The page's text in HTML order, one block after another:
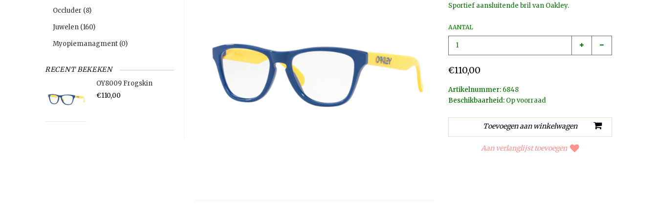
Occluder (8)
Juwelen (160)
Myopiemanagment (0)
RECENT BEKEKEN
OY8009 Frogskin
€110,00
Sportief aansluitende bril van Oakley.
AANTAL
€110,00
Artikelnummer: 6848
Beschikbaarheid: Op voorraad
Aan verlanglijst toevoegen